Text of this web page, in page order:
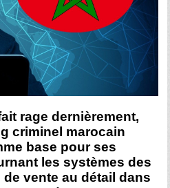
rage dernièrement,
criminel marocain
base pour ses
les systèmes des
vente au détail dans